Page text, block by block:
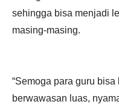
sehingga bisa menjadi
masing-masing.
“Semoga para guru bisa
berwawasan luas,